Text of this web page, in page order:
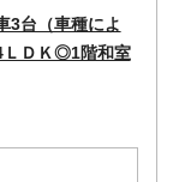
台（車種によ
ＤＫ◎1階和室